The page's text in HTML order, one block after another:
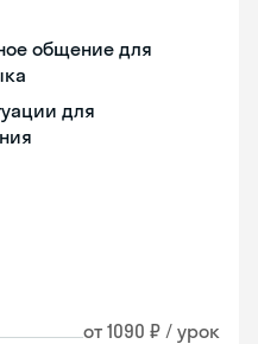
общение для
для
от 1090 ₽ / урок